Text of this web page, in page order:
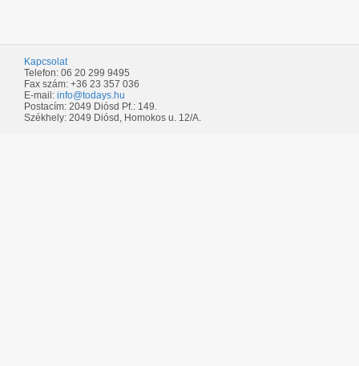
Kapcsolat
Telefon: 06 20 299 9495
Fax szám: +36 23 357 036
E-mail: info@todays.hu
Postacím: 2049 Diósd Pf.: 149.
Székhely: 2049 Diósd, Homokos u. 12/A.